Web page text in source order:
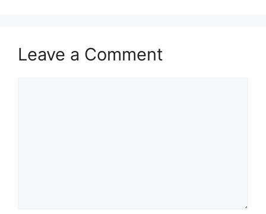
Leave a Comment